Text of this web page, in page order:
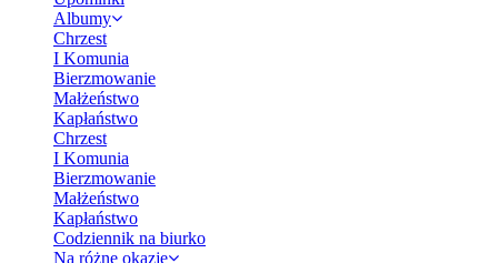
Albumy
Chrzest
I Komunia
Bierzmowanie
Małżeństwo
Kapłaństwo
Chrzest
I Komunia
Bierzmowanie
Małżeństwo
Kapłaństwo
Codziennik na biurko
Na różne okazje